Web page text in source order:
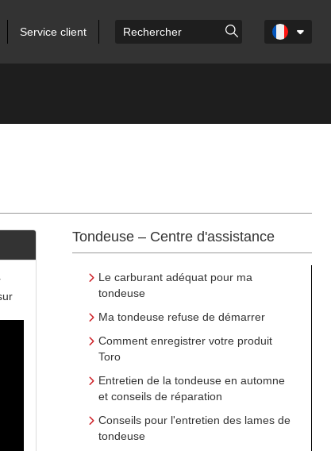
Service client
Tondeuse – Centre d'assistance
Le carburant adéquat pour ma
tondeuse
Ma tondeuse refuse de démarrer
Comment enregistrer votre produit
Toro
Entretien de la tondeuse en automne
et conseils de réparation
Conseils pour l'entretien des lames de
tondeuse